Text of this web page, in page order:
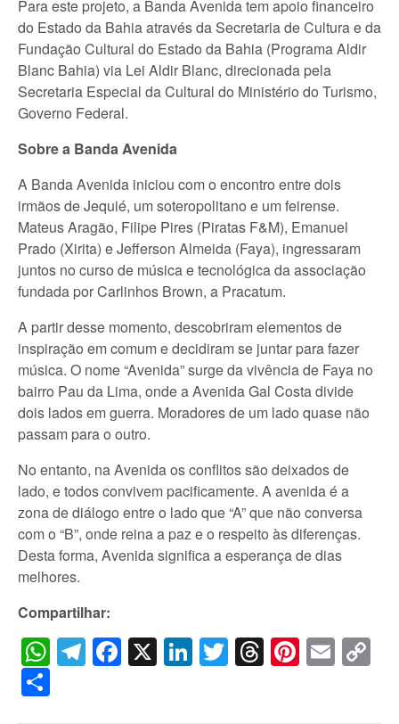
Para este projeto, a Banda Avenida tem apoio financeiro
do Estado da Bahia através da Secretaria de Cultura e da
Fundação Cultural do Estado da Bahia (Programa Aldir
Blanc Bahia) via Lei Aldir Blanc, direcionada pela
Secretaria Especial da Cultural do Ministério do Turismo,
Governo Federal.
Sobre a Banda Avenida
A Banda Avenida iniciou com o encontro entre dois
irmãos de Jequié, um soteropolitano e um feirense.
Mateus Aragão, Filipe Pires (Piratas F&M), Emanuel
Prado (Xirita) e Jefferson Almeida (Faya), ingressaram
juntos no curso de música e tecnológica da associação
fundada por Carlinhos Brown, a Pracatum.
A partir desse momento, descobriram elementos de
inspiração em comum e decidiram se juntar para fazer
música. O nome “Avenida” surge da vivência de Faya no
bairro Pau da Lima, onde a Avenida Gal Costa divide
dois lados em guerra. Moradores de um lado quase não
passam para o outro.
No entanto, na Avenida os conflitos são deixados de
lado, e todos convivem pacificamente. A avenida é a
zona de diálogo entre o lado que “A” que não conversa
com o “B”, onde reina a paz e o respeito às diferenças.
Desta forma, Avenida significa a esperança de dias
melhores.
Compartilhar:
WhatsApp
Telegram
Facebook
X LinkedIn
Twitter
Threads